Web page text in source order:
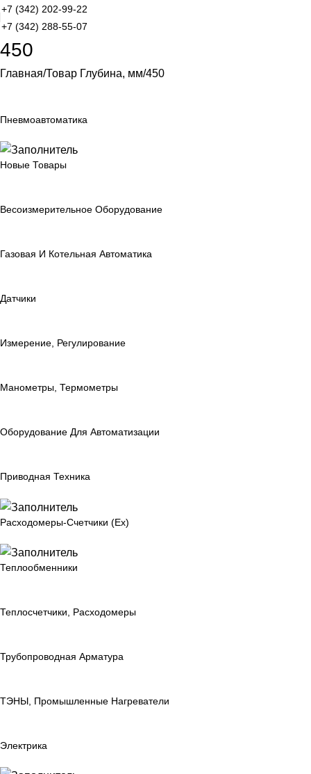
+7 (342) 202-99-22
+7 (342) 288-55-07
450
Главная Товар Глубина, мм 450
Пневмоавтоматика
Новые Товары
Весоизмерительное Оборудование
Газовая И Котельная Автоматика
Датчики
Измерение, Регулирование
Манометры, Термометры
Оборудование Для Автоматизации
Приводная Техника
Расходомеры-Счетчики (Ex)
Теплообменники
Теплосчетчики, Расходомеры
Трубопроводная Арматура
ТЭНЫ, Промышленные Нагреватели
Электрика